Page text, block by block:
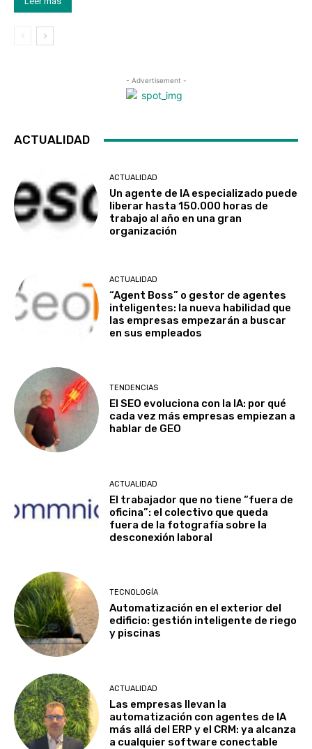
- Advertisement -
ACTUALIDAD
ACTUALIDAD
Un agente de IA especializado puede
liberar hasta 150.000 horas de
trabajo al año en una gran
organización
ACTUALIDAD
“Agent Boss” o gestor de agentes
inteligentes: la nueva habilidad que
las empresas empezarán a buscar
en sus empleados
TENDENCIAS
El SEO evoluciona con la IA: por qué
cada vez más empresas empiezan a
hablar de GEO
ACTUALIDAD
El trabajador que no tiene “fuera de
oficina”: el colectivo que queda
fuera de la fotografía sobre la
desconexión laboral
TECNOLOGÍA
Automatización en el exterior del
edificio: gestión inteligente de riego
y piscinas
ACTUALIDAD
Las empresas llevan la
automatización con agentes de IA
más allá del ERP y el CRM: ya alcanza
a cualquier software conectable